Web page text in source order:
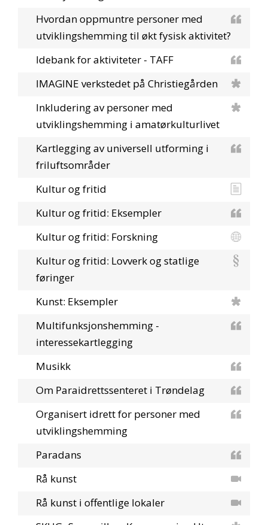
Hvordan oppmuntre personer med
utviklingshemming til økt fysisk aktivitet?
Idebank for aktiviteter - TAFF
IMAGINE verkstedet på Christiegården
Inkludering av personer med
utviklingshemming i amatørkulturlivet
Kartlegging av universell utforming i
friluftsområder
Kultur og fritid
Kultur og fritid: Eksempler
Kultur og fritid: Forskning
Kultur og fritid: Lovverk og statlige
føringer
Kunst: Eksempler
Multifunksjonshemming -
interessekartlegging
Musikk
Om Paraidrettssenteret i Trøndelag
Organisert idrett for personer med
utviklingshemming
Paradans
Rå kunst
Rå kunst i offentlige lokaler